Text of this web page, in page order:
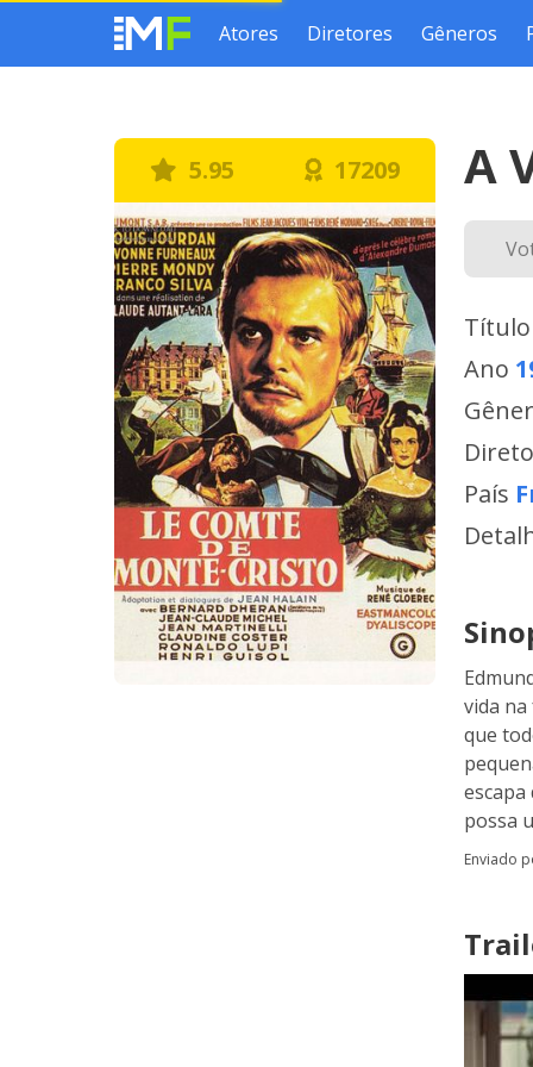
Atores Diretores Gêneros
5.95 17209 A
Ano
País
vida
que
possa
Enviado